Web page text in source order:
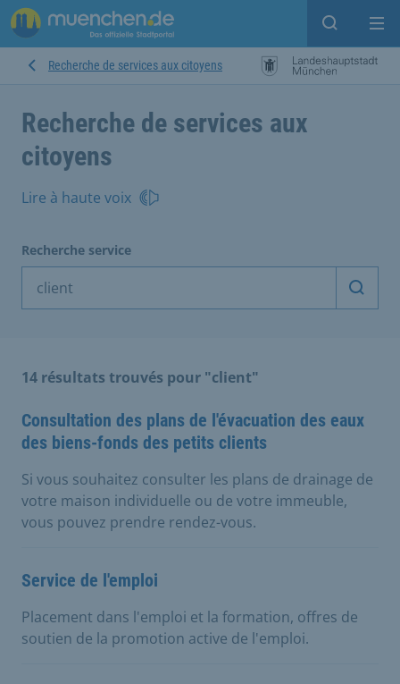
Open
Recherche de services aux citoyens
Recherche de services aux
citoyens
Lire à haute voix
Recherche service
14 résultats trouvés pour "client"
Consultation des plans de l'évacuation des eaux
des biens-fonds des petits clients
Si vous souhaitez consulter les plans de drainage de
votre maison individuelle ou de votre immeuble,
vous pouvez prendre rendez-vous.
Service de l'emploi
Placement dans l'emploi et la formation, offres de
soutien de la promotion active de l'emploi.